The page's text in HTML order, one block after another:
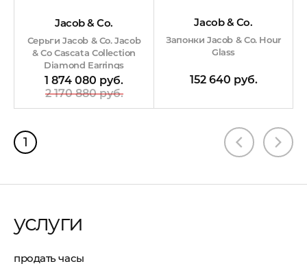
Jacob & Co.
Серьги Jacob & Co. Jacob
& Co Cascata Collection
Diamond Earrings
1 874 080 руб.
2 170 880 руб.
Jacob & Co.
Запонки Jacob & Co. Hour
Glass
152 640 руб.
1
услуги
продать часы